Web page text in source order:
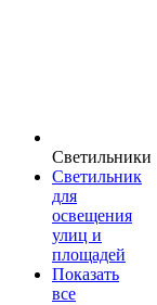
Светильники
Светильник
для
освещения
улиц и
площадей
Показать
все